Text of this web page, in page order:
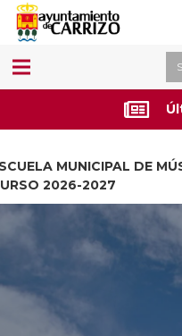
MUNICIPAL DE
2026-2027